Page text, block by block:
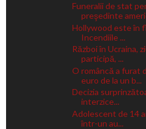
Funeralii de stat
preşedinte
Hollywood este în
Incendiile ...
Război în Ucraina,
participă, ...
O româncă a furat
euro de la un b...
Decizia
interzice...
Adolescent de 14
într-un au...